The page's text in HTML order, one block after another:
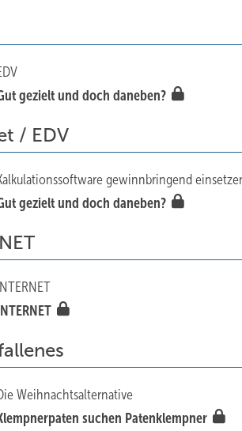
gezielt und doch daneben?
/ EDV
gewinnbringend
gezielt und doch daneben?
INTERNET
INTERNET
Weihnachtsalternative
suchen Patenklempner